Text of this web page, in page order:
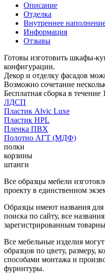
Описание
Отделка
Внутреннее
Информация
Отзывы
Готовы изготовить шкафы-
конфигурации.
Декор и отделку фасадов
Возможно сочетание
Бесплатная сборка в течение
ЛДСП
Пластик Alvic Luxe
Пластик HPL
Пленка ПВХ
Полотно АГТ (МДФ)
полки
корзины
штанги
Все образцы мебели
проекту в единственном
Образцы имеют названия для
поиска по сайту, все
зарегистрированным
Все мебельные изделия
образцов по цвету, размеру,
способами монтажа и
фурнитуры.